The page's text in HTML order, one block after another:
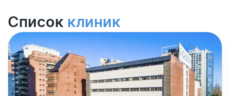
Список клиник